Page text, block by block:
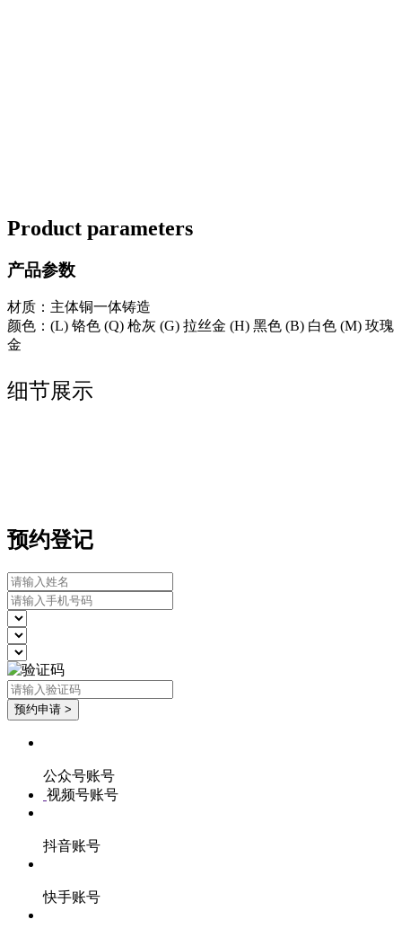
Product parameters
产品参数
材质：主体铜一体铸造
颜色：(L) 铬色 (Q) 枪灰 (G) 拉丝金 (H) 黑色 (B) 白色 (M) 玫瑰
金
细节展示
预约登记
公众号账号
视频号账号
抖音账号
快手账号